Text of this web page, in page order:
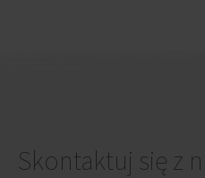
Skontaktuj się z